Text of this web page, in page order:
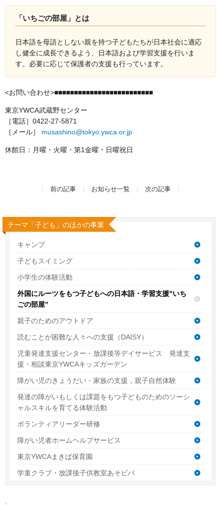
「いちごの部屋」とは
日本語を母語としない親を持つ子どもたちが日本社会に適応
し健全に成長できるよう、日本語および学習支援を行いま
す。必要に応じて保護者の支援も行っています。
<お問い合わせ>■■■■■■■■■■■■■■■■■■■■■■■■■
東京YWCA武蔵野センター
［電話］0422-27-5871
［メール］ musashino@tokyo.ywca.or.jp
休館日：月曜・火曜・第1金曜・日曜祝日
前の記事 お知らせ一覧 次の記事
テーマ「子ども」のほかの事業
キャンプ
子どもスイミング
小学生の体験活動
外国にルーツをもつ子どもへの日本語・学習支援"いち
ごの部屋”
親子のためのアウトドア
読むことが困難な人々への支援（DAISY）
児童発達支援センター・放課後等デイサービス 発達支
援・相談東京YWCAキッズガーデン
障がい児のきょうだい・家族の支援，親子自然体験
発達の障がいもしくは課題をもつ子どものためのソーシ
ャルスキルを育てる体験活動
ボランティアリーダー研修
障がい児者ホームヘルプサービス
東京YWCAまきば保育園
学童クラブ・放課後子供教室あそビバ